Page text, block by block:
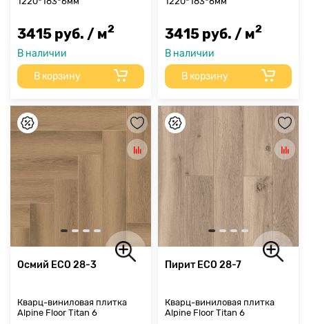
3415 руб. / м2
В наличии
В корзину
3415 руб. / м2
В наличии
В корзину
Осмий ЕСО 28-3
Кварц-виниловая плитка
Alpine Floor Titan 6
Пирит ЕСО 28-7
Кварц-виниловая плитка
Alpine Floor Titan 6